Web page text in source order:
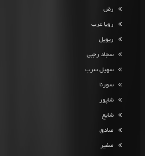
رض
رویا عرب
ریویل
سجاد رجبی
سهیل سرب
سورنا
شاپور
شایع
صادق
صفیر